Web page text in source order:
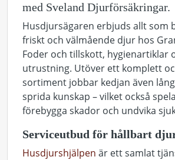
med Sveland Djurförsäkringar.
Husdjursägaren erbjuds allt som
friskt och välmående djur hos
Foder och tillskott, hygienartiklar
utrustning. Utöver ett komplett
sortiment jobbar kedjan även
sprida kunskap – vilket också
förebygga skador och undvika
Serviceutbud för hållbart
Husdjurshjälpen är ett samlat